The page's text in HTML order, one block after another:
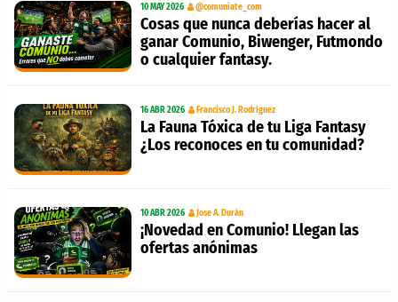
10 MAY 2026 @comuniate_com
Cosas que nunca deberías hacer al
ganar Comunio, Biwenger, Futmondo
o cualquier fantasy.
16 ABR 2026 Francisco J. Rodríguez
La Fauna Tóxica de tu Liga Fantasy
¿Los reconoces en tu comunidad?
10 ABR 2026 Jose A. Durán
¡Novedad en Comunio! Llegan las
ofertas anónimas